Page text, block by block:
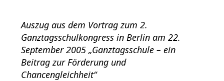
Auszug aus dem Vortrag zum 2.
Ganztagsschulkongress in Berlin am 22.
September 2005 „Ganztagsschule – ein
Beitrag zur Förderung und
Chancengleichheit“